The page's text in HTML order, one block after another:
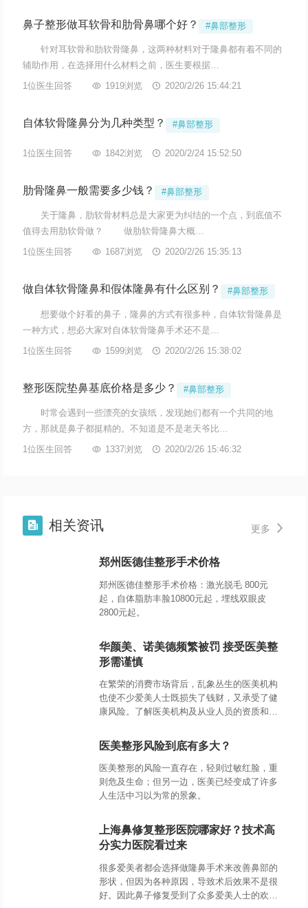
鼻子整形做耳软骨和肋骨鼻哪个好？ #鼻部整形
针对耳软骨和肋软骨隆鼻，这两种材料对于隆鼻都有着不同的
辅助作用，在选择用什么材料之前，医生要根据…
1位医生回答  1919浏览  2020/2/26 15:44:21
自体软骨隆鼻分为几种类型？ #鼻部整形
1位医生回答  1842浏览  2020/2/24 15:52:50
肋骨隆鼻一般需要多少钱？ #鼻部整形
关于隆鼻，肋软骨材料总是大家更为纠结的一个点，到底值不
值得去用肋软骨做？ 做肋软骨隆鼻大概…
1位医生回答  1687浏览  2020/2/26 15:35:13
做自体软骨隆鼻和假体隆鼻有什么区别？ #鼻部整形
想要做个好看的鼻子，隆鼻的方式有很多种，自体软骨隆鼻是
一种方式，想必大家对自体软骨隆鼻手术还不是…
1位医生回答  1599浏览  2020/2/26 15:38:02
整形医院垫鼻基底价格是多少？ #鼻部整形
时常会遇到一些漂亮的女孩纸，发现她们都有一个共同的地
方，那就是鼻子都挺精的。不知道是不是老天爷比…
1位医生回答  1337浏览  2020/2/26 15:46:32
 相关资讯 更多 
郑州医德佳整形手术价格
郑州医德佳整形手术价格：激光脱毛 800元
起，自体脂肪丰脸10800元起，埋线双眼皮
2800元起。
华颜美、诺美德频繁被罚 接受医美整
形需谨慎
在繁荣的消费市场背后，乱象丛生的医美机构
也使不少爱美人士既损失了钱财，又承受了健
康风险。了解医美机构及从业人员的资质和信
素。
医美整形风险到底有多大？
医美整形的风险一直存在，轻则过敏红脸，重
则危及生命；但另一边，医美已经变成了许多
人生活中习以为常的景象。
上海鼻修复整形医院哪家好？技术高
分实力医院看过来
很多爱美者都会选择做隆鼻手术来改善鼻部的
形状，但因为各种原因，导致术后效果不是很
好。因此鼻子修复受到了众多爱美人士的欢